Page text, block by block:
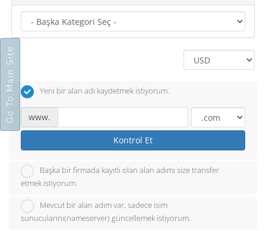
Yeni bir alan adı kaydetmek istiyorum.
www.
Kontrol Et
Başka bir firmada kayıtlı olan alan adımı size transfer
etmek istiyorum.
Mevcut bir alan adım var, sadece isim
sunucularını(nameserver) güncellemek istiyorum.
Go To Main Site